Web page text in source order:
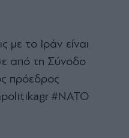
με το Ιράν είναι
από τη Σύνοδο
πρόεδρος
#ΝΑΤΟ